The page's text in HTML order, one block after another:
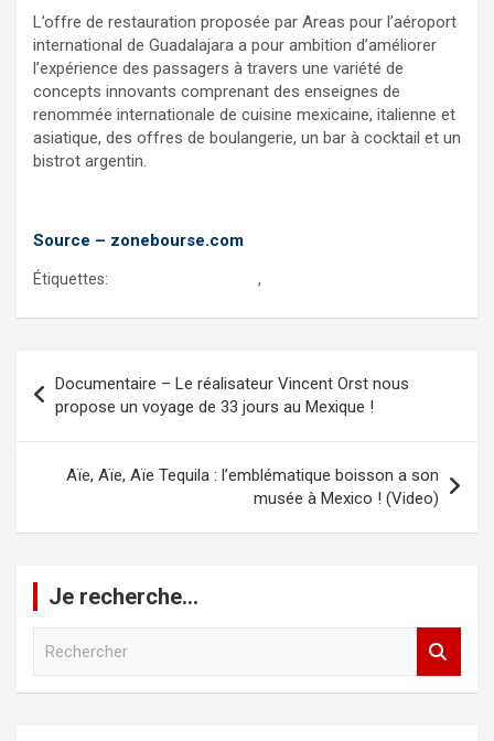
L’offre de restauration proposée par Areas pour l’aéroport
international de Guadalajara a pour ambition d’améliorer
l’expérience des passagers à travers une variété de
concepts innovants comprenant des enseignes de
renommée internationale de cuisine mexicaine, italienne et
asiatique, des offres de boulangerie, un bar à cocktail et un
bistrot argentin.
Source – zonebourse.com
Étiquettes: ,
de
l’article
Documentaire – Le réalisateur Vincent Orst nous
propose un voyage de 33 jours au Mexique !
Aïe, Aïe, Aïe Tequila : l’emblématique boisson a son
musée à Mexico ! (Video)
Je recherche…